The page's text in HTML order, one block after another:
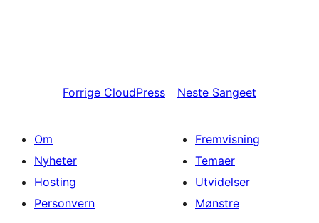
Forrige CloudPress Neste Sangeet
Om
Nyheter
Hosting
Personvern
Fremvisning
Temaer
Utvidelser
Mønstre